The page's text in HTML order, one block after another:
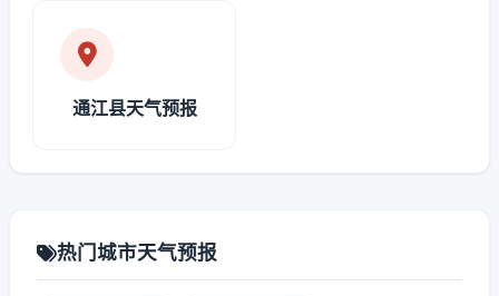
通江县天气预报
热门城市天气预报